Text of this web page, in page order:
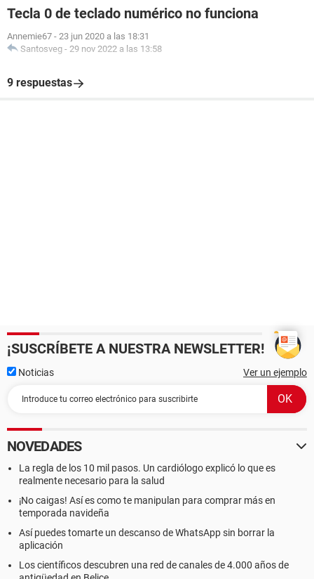
Tecla 0 de teclado numérico no funciona
Annemie67 - 23 jun 2020 a las 18:31
Santosveg - 29 nov 2022 a las 13:58
9 respuestas
¡SUSCRÍBETE A NUESTRA NEWSLETTER!
Noticias Ver un ejemplo
NOVEDADES
La regla de los 10 mil pasos. Un cardiólogo explicó lo que es
realmente necesario para la salud
¡No caigas! Así es como te manipulan para comprar más en
temporada navideña
Así puedes tomarte un descanso de WhatsApp sin borrar la
aplicación
Los científicos descubren una red de canales de 4.000 años de